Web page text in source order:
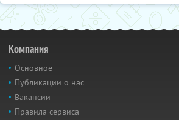
Компания
Основное
Публикации о нас
Вакансии
Правила сервиса